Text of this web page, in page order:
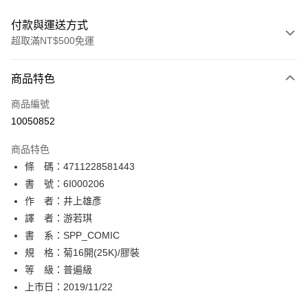
付款與運送方式
超取滿NT$500免運
信用卡一次付款
超商取貨付款
相關說明
【關於「AFTEE先享後付」】
AFTEE先享後付是「在收到商品之後才付款」的支付方式。 讓您購物簡單
便利好安心！
１．簡單：不需註冊會員、不需綁卡、不需儲值。
２．便利：只要手機號碼，簡訊認證，即可結帳。
３．安心：先確認商品／服務後，再付款。
【「AFTEE先享後付」結帳流程】
１．於結帳方式選擇「AFTEE先享後付」後，將跳轉至「AFTEE先享後付」
結帳頁面，進行簡訊認證並確認金額後，即可完成結帳。
２．訂單成立數日內，您將收到繳費通知簡訊。
ATM付款
運送方式
全家取貨付款
每筆NT$80，滿NT$500(含以上)免運費
付款後全家取貨
商品特色
商品編號
10050852
商品特色
條 碼：4711228581443
書 號：6I000206
作 者：井上雄彥
譯 者：游若琪
書 系：SPP_COMIC
規 格：菊16開(25K)/膠裝
等 級：普遍級
上市日：2019/11/22